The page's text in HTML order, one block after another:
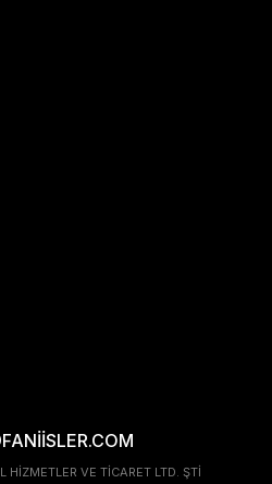
HIZMETLER VE TICARET LTD. ŞTI